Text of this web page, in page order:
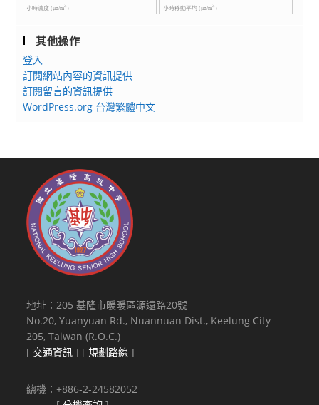
其他操作
登入
訂閱網站內容的資訊提供
訂閱留言的資訊提供
WordPress.org 台灣繁體中文
地址：205 基隆市暖暖區源遠路20號
No.20, Yuanyuan Rd., Nuannuan Dist., Keelung City
205, Taiwan (R.O.C.)
[ 交通資訊 ] [規劃路線 ]
總機：+886-2-24582052